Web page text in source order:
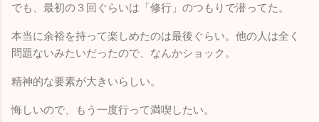
でも、最初の３回ぐらいは「修行」のつもりで潜ってた。
本当に余裕を持って楽しめたのは最後ぐらい。他の人は全く
問題ないみたいだったので、なんかショック。
精神的な要素が大きいらしい。
悔しいので、もう一度行って満喫したい。